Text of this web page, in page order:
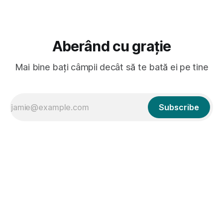
Aberând cu grație
Mai bine bați câmpii decât să te bată ei pe tine
Subscribe